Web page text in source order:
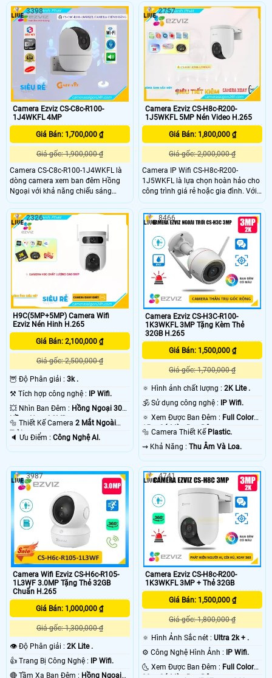
Megapixel(2K+). Camera hỗ trợ
giám sát an ninh có màu ban đêm
24/24 đem lại tầm nhìn rõ ràng
lựa chọn tốt nhất mà bạn sẽ tìm
thấy. CAMERA EZVIZ CS-H3C-R100-
1K2WF được thiết kế tốt để cung
cấp khả năng bảo vệ đáng tin cậy từ
ngày đến đêm, bao gồm phát hiện
con người do AI hỗ trợ
Camera Ezviz CS-C8c-R100-
1J4WKFL 4MP
Giá Bán: 1,700,000 ₫
Giá gốc: 1,900,000 ₫
Camera CS-C8c-R100-1J4WKFL là
dòng camera xem ban đêm Hồng
Ngoại với khả năng chiếu sáng
30m, mang đến hình ảnh sắc nét ở
mọi góc nhìn. Với công nghệ hình
ảnh Ultra 2k, hình ảnh trở nên rõ nét
và chất lượng cao. Thiết bị còn tích
hợp công nghệ IP Wifi, giúp dễ dàng
kết nối và sử dụng trong nhà
3398
Camera Ezviz CS-H8c-R200-
1J5WKFL 5MP Nén Video H.265
Giá Bán: 1,800,000 ₫
Giá gốc: 2,000,000 ₫
Camera IP Wifi CS-H8c-R200-
1J5WKFL là lựa chọn hoàn hảo cho
công trình giá rẻ hoặc gia đình. Với
độ phân giải sắc nét lên đến 5.0
megapixel, bạn sẽ có cơ hội quan
sát mọi chi tiết một cách rõ ràng.
Đặc biệt, tính năng Full Color cho
phép xem ban đêm như ban ngày
trong khoảng cách 20m, tiết kiệm và
thuận tiện hơn
2757
H9C(5MP+5MP) Camera Wifi
Ezviz Nén Hinh H.265
Giá Bán: 2,100,000 ₫
Giá gốc: 2,500,000 ₫
🦉 Độ Phân giải : 3k .
⚒ Tích hợp công nghệ : IP Wifi.
💥 Nhìn Ban Đêm : Hồng Ngoại 30m
Hồng Ngoại SMD.
🔩 Thiết Kế Camera 2 Mắt Ngoài
Trời.
️🔈 Ưu Điểm : Công Nghệ AI.
2326
Camera Ezviz CS-H3C-R100-
1K3WKFL 3MP Tặng Kèm Thẻ
32GB H.265
Giá Bán: 1,500,000 ₫
Giá gốc: 1,700,000 ₫
🔅 Hình ảnh chất lượng :2K Lite .
🕉️ Sử dụng công nghệ :
IP Wifi.
🔅 Xem Được Ban Đêm : Full Color
15m Có Màu Ban Ðêm.
🔩 Camera Thiết Kế Plastic.
️⇝ Khả Năng :Thu Âm Và Loa.
8466
Camera Wifi Ezviz CS-H6c-R105-
1L3WF 3.0MP Tặng Thẻ 32GB
Chuẩn H.265
Giá Bán: 1,000,000 ₫
Giá gốc: 1,300,000 ₫
👁 Độ Phân giải : 2K Lite .
👍 Trang Bị Công Nghệ :
IP Wifi.
🔴 Tầm Xa Ban Đêm : Hồng Ngoại
3987
Camera Ezviz CS-H8c-R200-
1K3WKFL 3MP + Thẻ 32GB
Giá Bán: 1,500,000 ₫
Giá gốc: 1,800,000 ₫
🔅 Hình Ảnh Sắc nét :Ultra 2k + .
⚙ Công Nghệ Hình Ảnh :
IP Wifi.
🌜 Xem Được Ban Đêm : Full Color
4741